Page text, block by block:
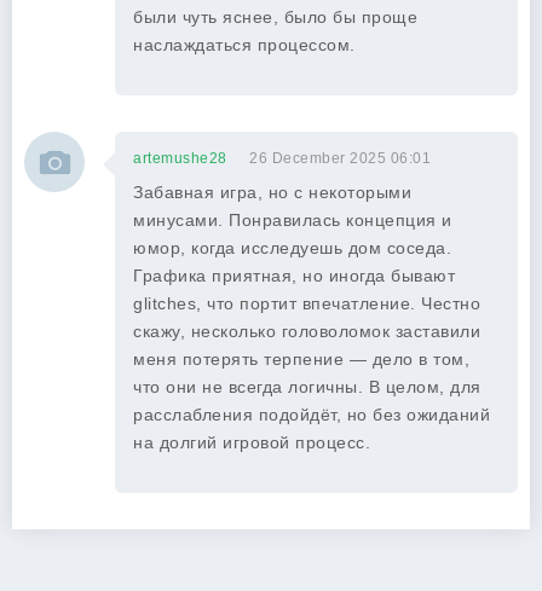
были чуть яснее, было бы проще
наслаждаться процессом.
artemushe28 26 December 2025 06:01
Забавная игра, но с некоторыми
минусами. Понравилась концепция и
юмор, когда исследуешь дом соседа.
Графика приятная, но иногда бывают
glitches, что портит впечатление. Честно
скажу, несколько головоломок заставили
меня потерять терпение — дело в том,
что они не всегда логичны. В целом, для
расслабления подойдёт, но без ожиданий
на долгий игровой процесс.